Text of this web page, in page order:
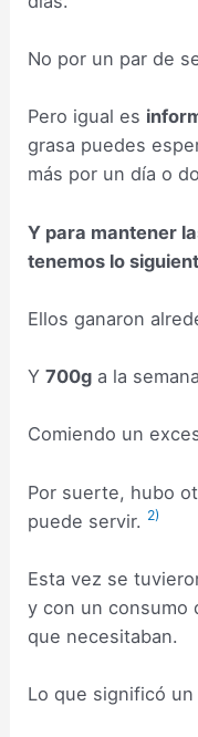
No por un par de
Pero igual es
grasa puedes
más por un día o
Y para mantener
tenemos lo
Ellos ganaron
Y700g a la
Comiendo un
Por suerte, hubo
puede servir. 2)
Esta vez se
y con un consumo
que necesitaban.
Lo que significó